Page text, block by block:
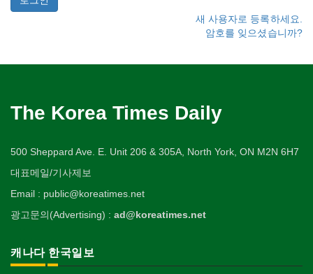
새 사용자로 등록하세요.
암호를 잊으셨습니까?
The Korea Times Daily
500 Sheppard Ave. E. Unit 206 & 305A, North York, ON M2N 6H7
대표메일/기사제보
Email : public@koreatimes.net
광고문의(Advertising) : ad@koreatimes.net
캐나다 한국일보